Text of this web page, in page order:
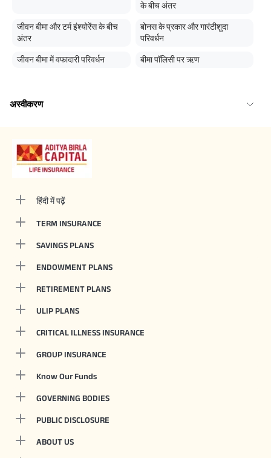
के बीच अंतर
जीवन बीमा और टर्म इंश्योरेंस के बीच
अंतर
बोनस के प्रकार और गारंटीशुदा
परिवर्धन
जीवन बीमा में वफादारी परिवर्धन बीमा पॉलिसी पर ऋण
अस्वीकरण
हिंदी में पढ़ें
TERM INSURANCE
SAVINGS PLANS
ENDOWMENT PLANS
RETIREMENT PLANS
ULIP PLANS
CRITICAL ILLNESS INSURANCE
GROUP INSURANCE
Know Our Funds
GOVERNING BODIES
PUBLIC DISCLOSURE
ABOUT US